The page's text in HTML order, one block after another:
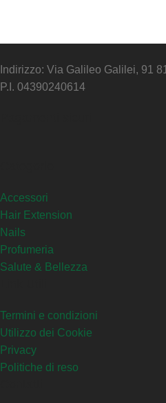
Indirizzo: Via Galileo Galilei, 91
P.I. 04390240614
Accessori
Hair Extension
Nails
Profumeria
Salute & Bellezza
Termini e condizioni
Utilizzo dei Cookie
Privacy
Politiche di reso